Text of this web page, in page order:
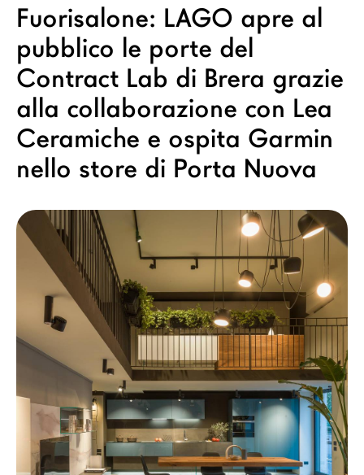
Nuovi Prodotti MDW26
Promozioni
Il Brand
Architetti
LAGO Homes
News
Cataloghi
Contatti
Lavora con noi
Language
Fuorisalone: LAGO apre al
pubblico le porte del
Contract Lab di Brera grazie
alla collaborazione con Lea
Ceramiche e ospita Garmin
nello store di Porta Nuova